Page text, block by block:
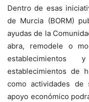
Dentro de esas
de Murcia (BORM)
ayudas de la
abra, remodele o
establecimientos
establecimientos de
como actividades de
apoyo económico